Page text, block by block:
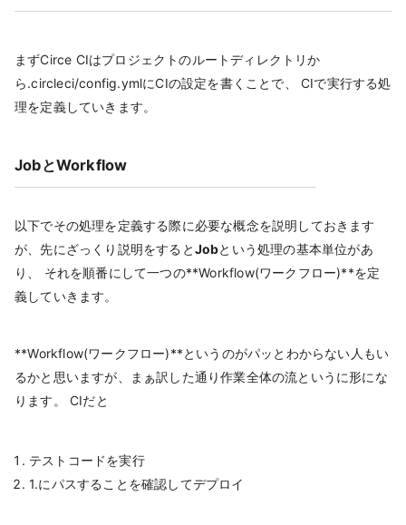
まずCirce CIはプロジェクトのルートディレクトリか
ら.circleci/config.ymlにCIの設定を書くことで、 CIで実行する処
理を定義していきます。
JobとWorkflow
以下でその処理を定義する際に必要な概念を説明しておきます
が、先にざっくり説明をするとJobという処理の基本単位があ
り、 それを順番にして一つの**Workflow(ワークフロー)**を定
義していきます。
**Workflow(ワークフロー)**というのがパッとわからない人もい
るかと思いますが、まぁ訳した通り作業全体の流というに形にな
ります。 CIだと
テストコードを実行
1.にパスすることを確認してデプロイ